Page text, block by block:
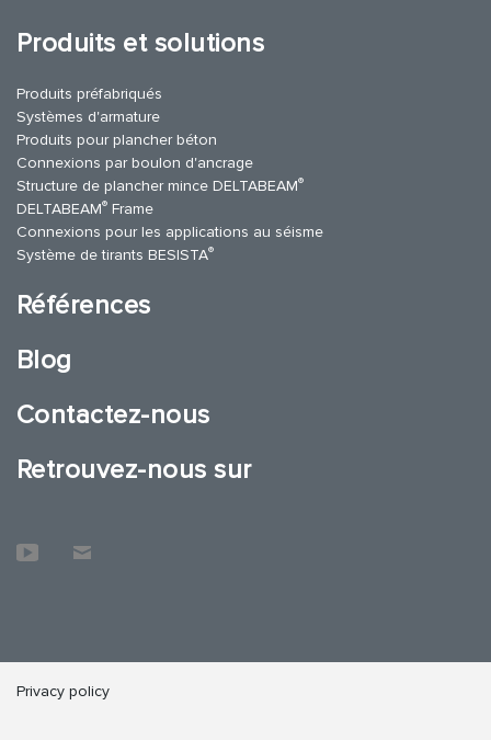
Produits et solutions
Produits préfabriqués
Systèmes d'armature
Produits pour plancher béton
Connexions par boulon d'ancrage
Structure de plancher mince DELTABEAM®
DELTABEAM® Frame
Connexions pour les applications au séisme
Système de tirants BESISTA®
Références
Blog
Contactez-nous
Retrouvez-nous sur
Privacy policy